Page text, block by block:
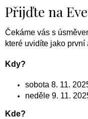
Přijďte na
Čekáme vás s
které uvidíte jako
Kdy?
sobota 8. 11.
neděle 9. 11.
Kde?